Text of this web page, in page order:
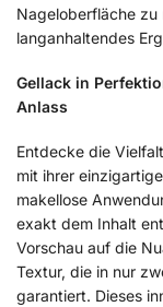
Nageloberfläche
langanhaltendes
Gellack in
Anlass
Entdecke die
mit ihrer
makellose
exakt dem Inhalt
Vorschau auf die
Textur, die in nur
garantiert. Dieses